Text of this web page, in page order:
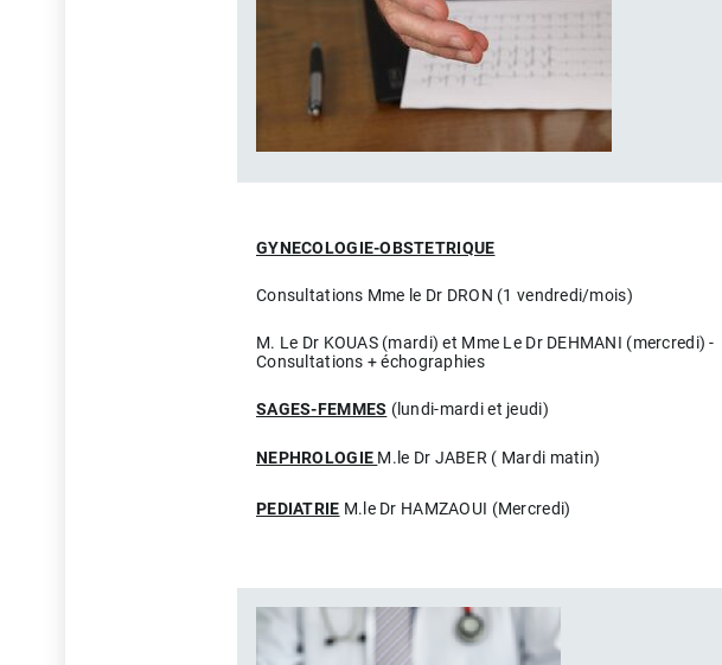
GYNECOLOGIE-OBSTETRIQUE
Consultations Mme le Dr DRON (1 vendredi/mois)
M. Le Dr KOUAS (mardi) et Mme Le Dr DEHMANI (mercredi) -
Consultations + échographies
SAGES-FEMMES (lundi-mardi et jeudi)
NEPHROLOGIE M.le Dr JABER ( Mardi matin)
PEDIATRIE M.le Dr HAMZAOUI (Mercredi)